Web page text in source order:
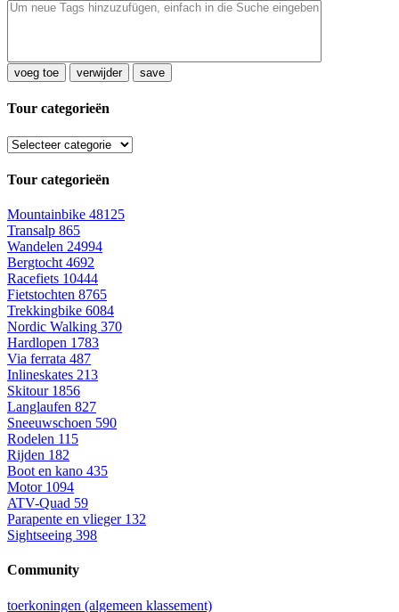
voeg toe verwijder save
Tour categorieën
Tour categorieën
Mountainbike 48125
Transalp 865
Wandelen 24994
Bergtocht 4692
Racefiets 10444
Fietstochten 8765
Trekkingbike 6084
Nordic Walking 370
Hardlopen 1783
Via ferrata 487
Inlineskates 213
Skitour 1856
Langlaufen 827
Sneeuwschoen 590
Rodelen 115
Rijden 182
Boot en kano 435
Motor 1094
ATV-Quad 59
Parapente en vlieger 132
Sightseeing 398
Community
toerkoningen (algemeen klassement)